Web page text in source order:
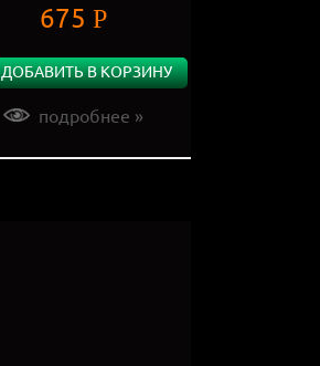
675 Р
ДОБАВИТЬ В КОРЗИНУ
подробнее »